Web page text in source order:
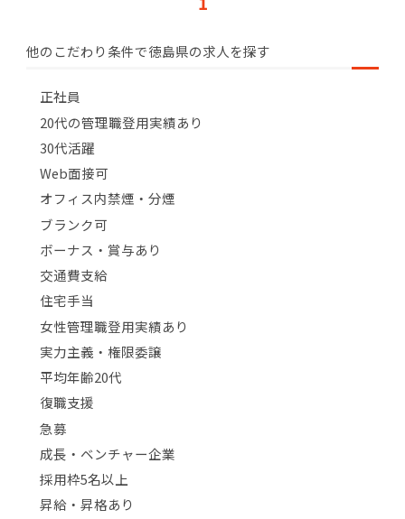
他のこだわり条件で徳島県の求人を探す
正社員
20代の管理職登用実績あり
30代活躍
Web面接可
オフィス内禁煙・分煙
ブランク可
ボーナス・賞与あり
交通費支給
住宅手当
女性管理職登用実績あり
実力主義・権限委譲
平均年齢20代
復職支援
急募
成長・ベンチャー企業
採用枠5名以上
昇給・昇格あり